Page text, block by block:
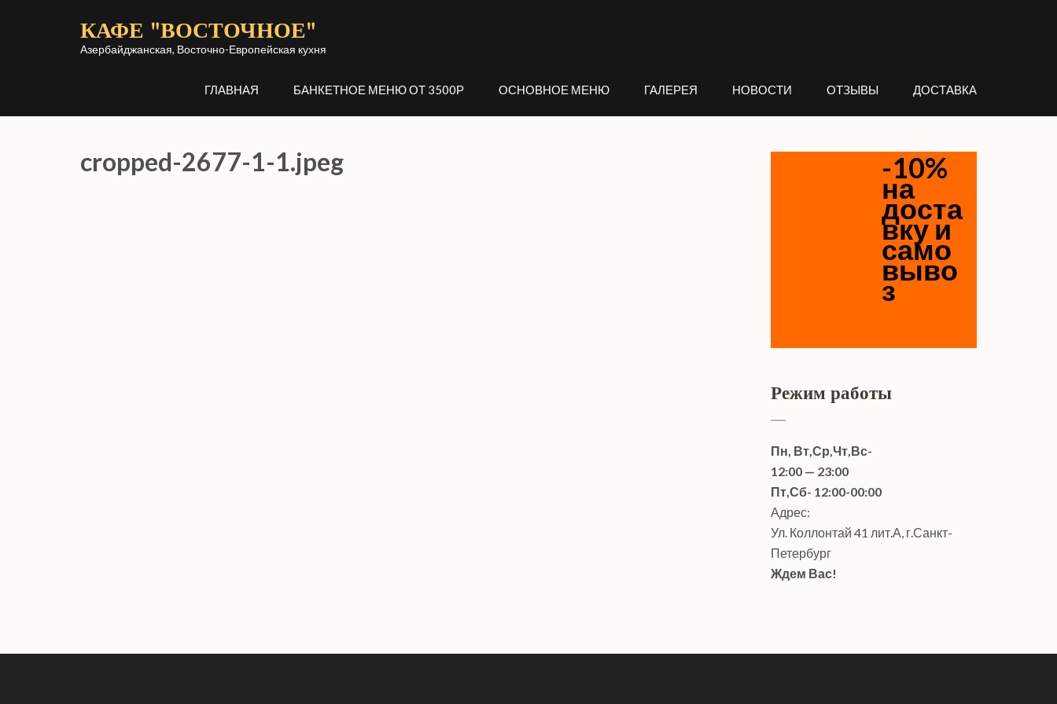
КАФЕ "ВОСТОЧНОЕ"
Азербайджанская, Восточно-Европейская кухня
ГЛАВНАЯ БАНКЕТНОЕ МЕНЮ ОТ 3500Р ОСНОВНОЕ МЕНЮ ГАЛЕРЕЯ НОВОСТИ ОТЗЫВЫ ДОСТАВКА
cropped-2677-1-1.jpeg -10%
на
доста
вку и
само
выво
з
Режим работы
Пн, Вт,Ср,Чт,Вс-
12:00 — 23:00
Пт,Сб- 12:00-00:00
Адрес:
Ул. Коллонтай 41 лит.А, г.Санкт-
Петербург
Ждем Вас!